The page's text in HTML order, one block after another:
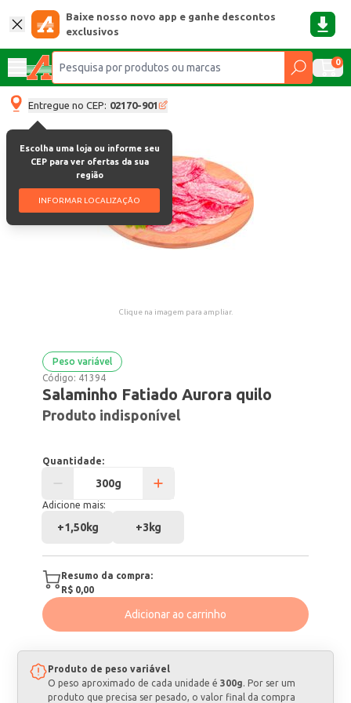
Baixe nosso novo app e ganhe descontos
exclusivos
0
Entregue no CEP: 02170-901
Escolha uma loja ou informe seu
CEP para ver ofertas da sua
região
INFORMAR LOCALIZAÇÃO
Clique na imagem para ampliar.
Peso variável
Código: 41394
Salaminho Fatiado Aurora quilo
Produto indisponível
Quantidade:
Adicione mais:
+1,50kg +3kg
Resumo da compra:
R$ 0,00
Adicionar ao carrinho
Produto de peso variável
O peso aproximado de cada unidade é 300g. Por ser um
produto que precisa ser pesado, o valor final da compra